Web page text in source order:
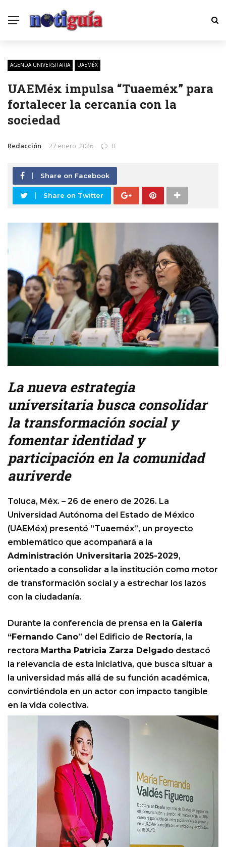
AGENDA UNIVERSITARIA UAEMÉX
UAEMéx impulsa “Tuaeméx” para
fortalecer la cercanía con la
sociedad
Redacción 27 enero, 2026 0
Share on Facebook
Share on Twitter
La nueva estrategia
universitaria busca consolidar
la transformación social y
fomentar identidad y
participación en la comunidad
auriverde
Toluca, Méx. – 26 de enero de 2026. La
Universidad Autónoma del Estado de México
(UAEMéx) presentó “Tuaeméx”, un proyecto
emblemático que acompañará a la
Administración Universitaria 2025-2029,
orientado a consolidar a la institución como motor
de transformación social y a estrechar los lazos
con la ciudadanía.
Durante la conferencia de prensa en la Galería
“Fernando Cano” del Edificio de Rectoría, la
rectora Martha Patricia Zarza Delgado destacó
la relevancia de esta iniciativa, que busca situar a
la universidad más allá de su función académica,
convirtiéndola en un actor con impacto tangible
en la vida colectiva.